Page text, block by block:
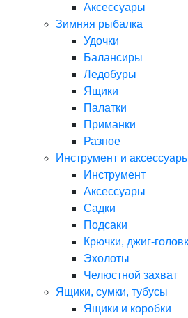
Аксессуары
Зимняя рыбалка
Удочки
Балансиры
Ледобуры
Ящики
Палатки
Приманки
Разное
Инструмент и
Инструмент
Аксессуары
Садки
Подсаки
Крючки, джиг-
Эхолоты
Челюстной захват
Ящики, сумки, тубусы
Ящики и коробки